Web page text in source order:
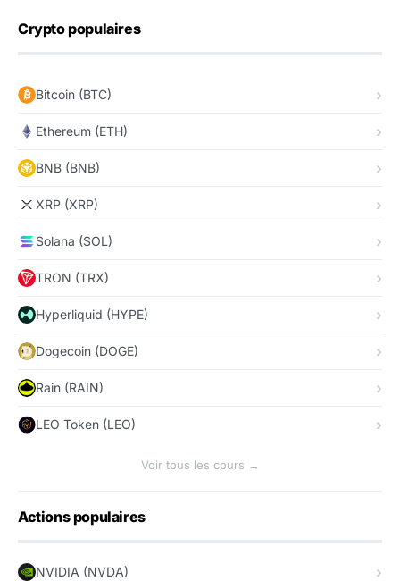
Crypto populaires
Bitcoin (BTC)
Ethereum (ETH)
BNB (BNB)
XRP (XRP)
Solana (SOL)
TRON (TRX)
Hyperliquid (HYPE)
Dogecoin (DOGE)
Rain (RAIN)
LEO Token (LEO)
Voir tous les cours →
Actions populaires
NVIDIA (NVDA)